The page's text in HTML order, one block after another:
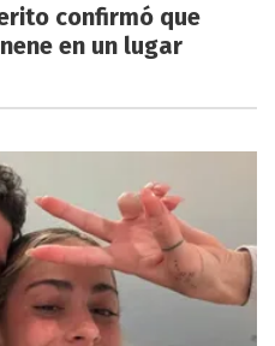
confirmó que
en un lugar